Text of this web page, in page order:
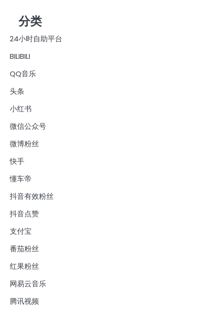
分类
24小时自助平台
BILIBILI
QQ音乐
头条
小红书
微信公众号
微博粉丝
快手
懂车帝
抖音有效粉丝
抖音点赞
支付宝
番茄粉丝
红果粉丝
网易云音乐
腾讯视频